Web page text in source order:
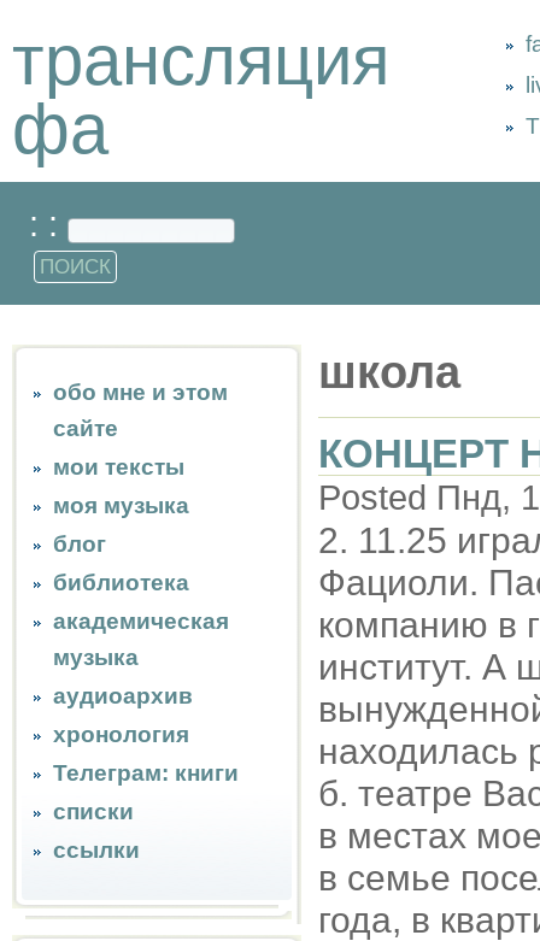
трансляция
фа
: :
обо мне и этом
сайте
мои тексты
моя музыка
блог
библиотека
академическая
музыка
аудиоархив
хронология
Телеграм: книги
списки
ссылки
школа
КОНЦЕРТ
Posted Пнд,
2. 11.25
Фациоли.
компанию в
институт. А
находилась
б. театре
в местах
в семье
года, в